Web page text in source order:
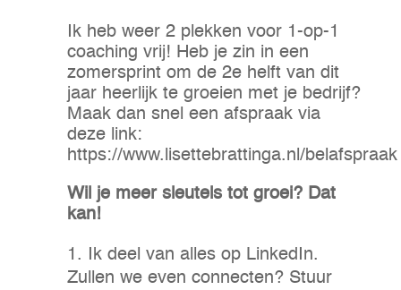
Ik heb weer 2 plekken voor 1-op-1
coaching vrij! Heb je zin in een
zomersprint om de 2e helft van dit
jaar heerlijk te groeien met je bedrijf?
Maak dan snel een afspraak via
deze link:
https://www.lisettebrattinga.nl/belafspraak
Wil je meer sleutels tot groei? Dat
kan!
Ik deel van alles op LinkedIn.
Zullen we even connecten? Stuur